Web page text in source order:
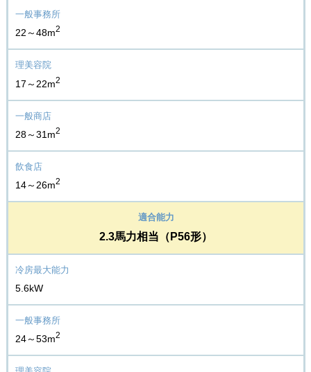
22～48m2
17～22m2
28～31m2
14～26m2
2.3馬力相当（P56形）
5.6kW
24～53m2